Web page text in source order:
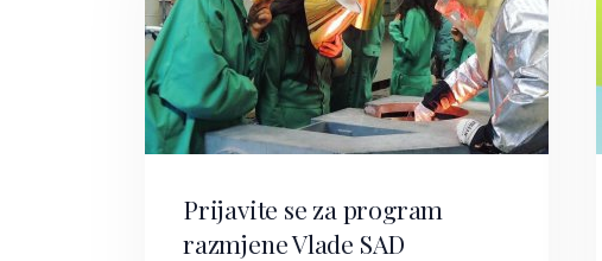
Prijavite se za program
razmjene Vlade SAD